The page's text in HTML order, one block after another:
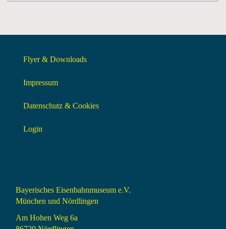
Flyer & Downloads
Impressum
Datenschutz & Cookies
Login
Bayerisches Eisenbahnmuseum e.V.
München und Nördlingen
Am Hohen Weg 6a